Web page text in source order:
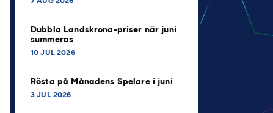
Dubbla Landskrona-priser när juni
summeras
10 JUL 2026
Rösta på Månadens Spelare i juni
3 JUL 2026